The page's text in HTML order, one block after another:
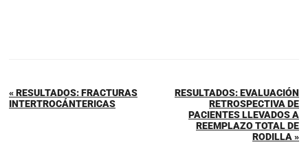
« RESULTADOS: FRACTURAS
INTERTROCÁNTERICAS
RESULTADOS: EVALUACIÓN
RETROSPECTIVA DE
PACIENTES LLEVADOS A
REEMPLAZO TOTAL DE
RODILLA »